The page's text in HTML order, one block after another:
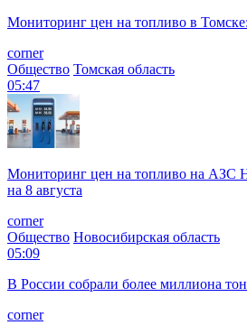
Мониторинг цен на топливо в Томске:
corner
Общество Томская область
05:47
Мониторинг цен на топливо на АЗС
на 8 августа
corner
Общество Новосибирская область
05:09
В России собрали более миллиона
corner